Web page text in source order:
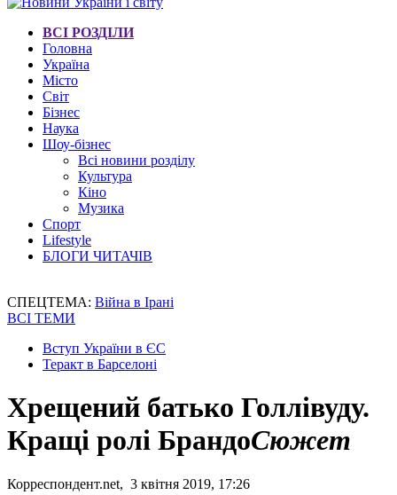
ВСІ РОЗДІЛИ
Головна
Україна
Місто
Світ
Бізнес
Наука
Шоу-бізнес
Всі новини розділу
Культура
Кіно
Музика
Спорт
Lifestyle
БЛОГИ ЧИТАЧІВ
СПЕЦТЕМА: Війна в Ірані
ВСІ ТЕМИ
Вступ України в ЄС
Теракт в Барселоні
Хрещений батько Голлівуду.
Кращі ролі БрандоСюжет
Корреспондент.net, 3 квітня 2019, 17:26